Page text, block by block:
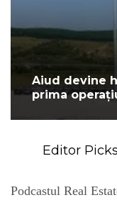
Aiud devine
prima
Editor Picks
Podcastul Real